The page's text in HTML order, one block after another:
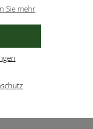
Sie mehr